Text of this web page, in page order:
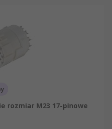
rozmiar M23 17-pinowe